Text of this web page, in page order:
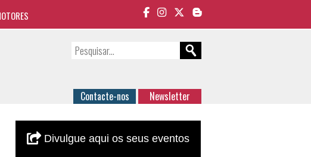
Contacte-nos Newsletter
Divulgue aqui os seus eventos